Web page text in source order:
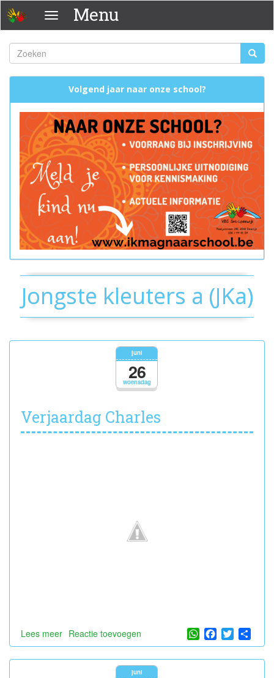
Overslaan
en
naar
de
inhoud
gaan
Menu Menu
Zoekveld
Zoeken
Volgend jaar naar onze school?
Jongste kleuters a (JKa)
woensdag
juni
26
Verjaardag Charles
Lees meer over
Verjaardag
Charles
Reactie toevoegen WhatsApp
Facebook
Twitter
juni